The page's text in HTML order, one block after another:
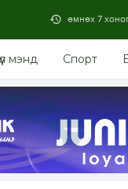
өмнөх 7
мэнд Спорт